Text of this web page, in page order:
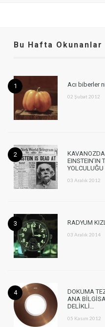
Bu Hafta Okunanlar
Acı biberler
02 Şubat 2012
EINSTEIN’IN
YOLCULUĞU
03 Aralık 2012
RADYUM
03 Aralık 2014
DOKUMA
ANA
DELİKLİ…
05 Kasım 2012